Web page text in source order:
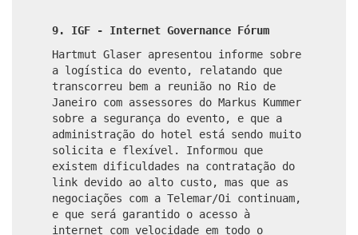
9. IGF - Internet Governance Fórum
Hartmut Glaser apresentou informe sobre
a logística do evento, relatando que
transcorreu bem a reunião no Rio de
Janeiro com assessores do Markus Kummer
sobre a segurança do evento, e que a
administração do hotel está sendo muito
solicita e flexível. Informou que
existem dificuldades na contratação do
link devido ao alto custo, mas que as
negociações com a Telemar/Oi continuam,
e que será garantido o acesso à
internet com velocidade em todo o